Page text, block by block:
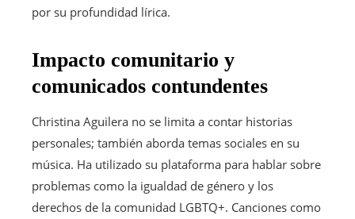
por su profundidad lírica.
Impacto comunitario y
comunicados contundentes
Christina Aguilera no se limita a contar historias
personales; también aborda temas sociales en su
música. Ha utilizado su plataforma para hablar sobre
problemas como la igualdad de género y los
derechos de la comunidad LGBTQ+. Canciones como